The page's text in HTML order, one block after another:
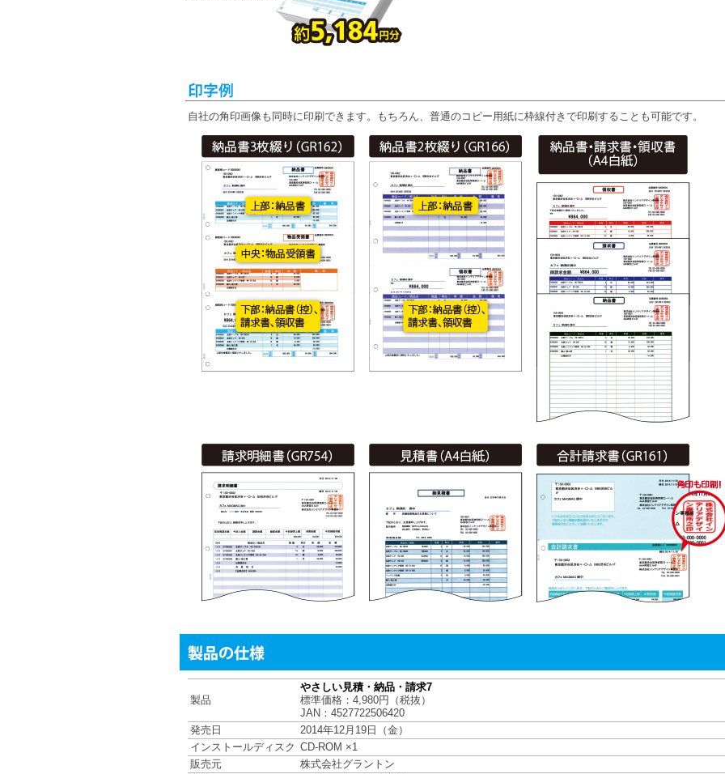
自社の角印画像も同時に印刷できます。もちろん、普通のコピー用紙に枠線付きで印刷することも可能です。
製品
やさしい見積・納品・請求7
標準価格：4,980円（税抜）
JAN：4527722506420
発売日
2014年12月19日（金）
インストールディスク CD-ROM ×1
販売元
株式会社グラントン